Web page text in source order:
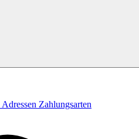
Adressen Zahlungsarten